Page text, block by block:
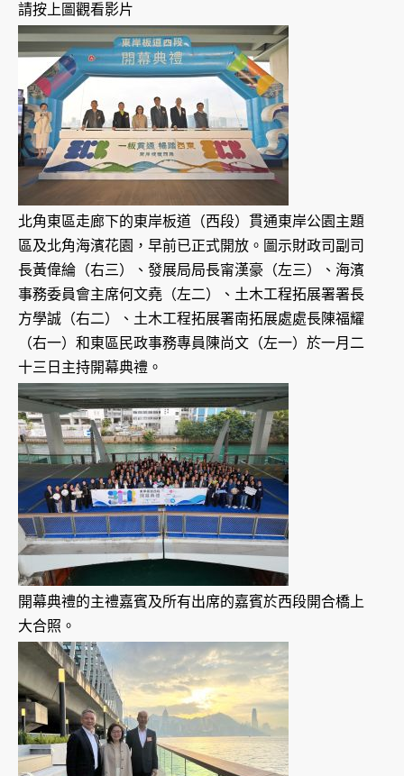
請按上圖觀看影片
北角東區走廊下的東岸板道（西段）貫通東岸公園主題
區及北角海濱花園，早前已正式開放。圖示財政司副司
長黃偉綸（右三）、發展局局長甯漢豪（左三）、海濱
事務委員會主席何文堯（左二）、土木工程拓展署署長
方學誠（右二）、土木工程拓展署南拓展處處長陳福耀
（右一）和東區民政事務專員陳尚文（左一）於一月二
十三日主持開幕典禮。
開幕典禮的主禮嘉賓及所有出席的嘉賓於西段開合橋上
大合照。